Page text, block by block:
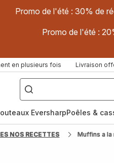
Promo de l'été : 30% de
Promo de l'été :
en plusieurs fois Livraison
["Poêles
inox,
Cake
Factory,
EversharpPoêles &
NOS RECETTES Muffins a